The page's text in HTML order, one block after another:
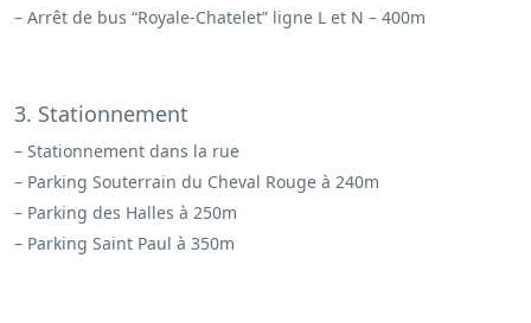
– Arrêt de bus “Royale-Chatelet” ligne L et N – 400m
3. Stationnement
– Stationnement dans la rue
– Parking Souterrain du Cheval Rouge à 240m
– Parking des Halles à 250m
– Parking Saint Paul à 350m